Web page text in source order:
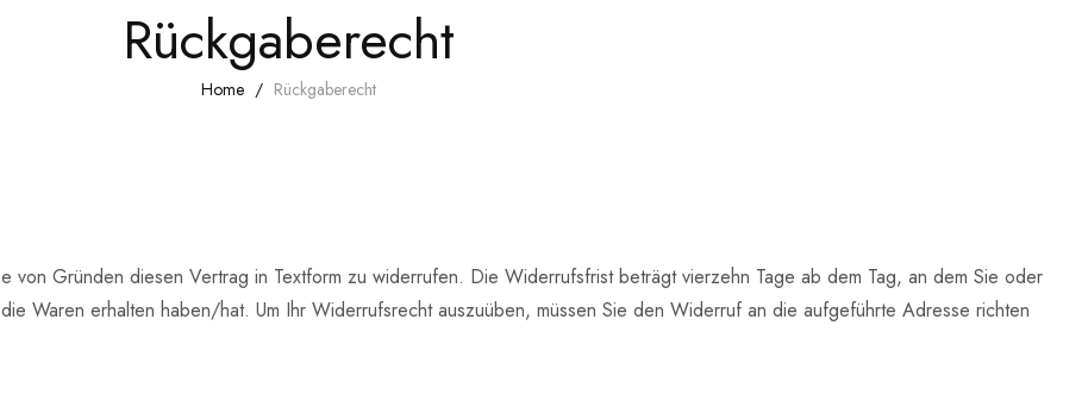
Rückgaberecht
Home Rückgaberecht
von Gründen diesen Vertrag in Textform zu widerrufen. Die Widerrufsfrist beträgt vierzehn Tage ab dem Tag, an dem Sie oder
Waren erhalten haben/hat. Um Ihr Widerrufsrecht auszuüben, müssen Sie den Widerruf an die aufgeführte Adresse richten